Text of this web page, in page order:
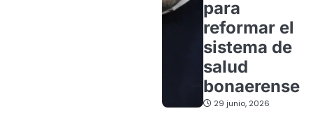
para
reformar el
sistema de
salud
bonaerense
29 junio, 2026